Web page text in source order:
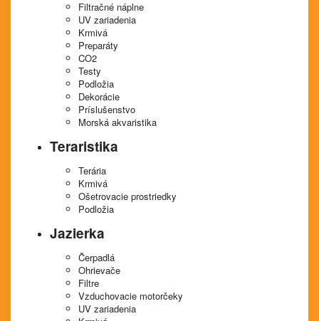
Filtračné náplne
UV zariadenia
Krmivá
Preparáty
CO2
Testy
Podložia
Dekorácie
Príslušenstvo
Morská akvaristika
Teraristika
Terária
Krmivá
Ošetrovacie prostriedky
Podložia
Jazierka
Čerpadlá
Ohrievače
Filtre
Vzduchovacie motorčeky
UV zariadenia